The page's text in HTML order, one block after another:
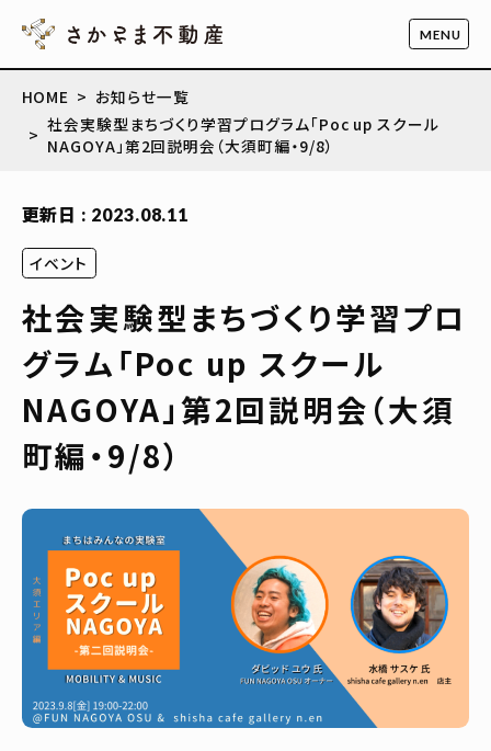
HOME
お知らせ一覧
社会実験型まちづくり学習プログラム「Poc up スクール
NAGOYA」第2回説明会（大須町編・9/8）
更新日 : 2023.08.11
イベント
社会実験型まちづくり学習プロ
グラム「Poc up スクール
NAGOYA」第2回説明会（大須
町編・9/8）